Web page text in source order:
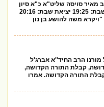
סויסה שליט"א כ"א סיון
תשפ"ו מפטירין: 'וישלח יהושע' כניסת שבת: 19:25 יציאת שבת: 20:16
. כתוב בפסוק "ויקרא משה להושע בן נון
מורנו הרב החיד''א אברג'ל
קבלת התורה הקדושה,
התורה הקדושה. אמרו